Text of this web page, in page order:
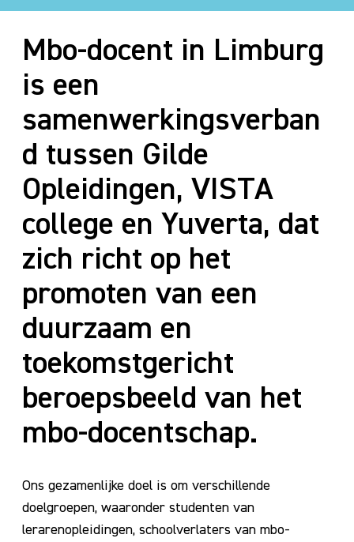
Mbo-docent in Limburg
is een
samenwerkingsverban
d tussen Gilde
Opleidingen, VISTA
college en Yuverta, dat
zich richt op het
promoten van een
duurzaam en
toekomstgericht
beroepsbeeld van het
mbo-docentschap.
Ons gezamenlijke doel is om verschillende
doelgroepen, waaronder studenten van
lerarenopleidingen, schoolverlaters van mbo-